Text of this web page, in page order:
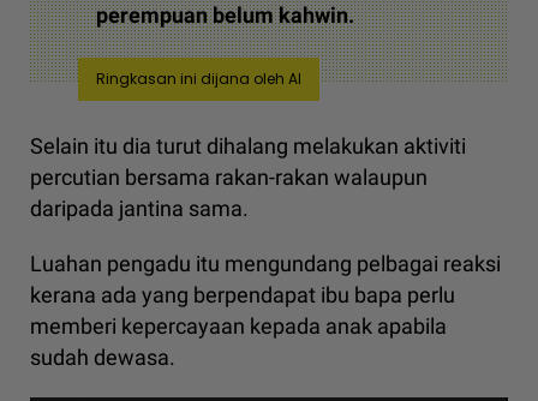
perempuan belum kahwin.
Ringkasan ini dijana oleh AI
Selain itu dia turut dihalang melakukan aktiviti
percutian bersama rakan-rakan walaupun
daripada jantina sama.
Luahan pengadu itu mengundang pelbagai reaksi
kerana ada yang berpendapat ibu bapa perlu
memberi kepercayaan kepada anak apabila
sudah dewasa.